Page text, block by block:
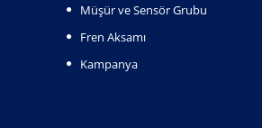
Müşür ve Sensör Grubu
Fren Aksamı
Kampanya